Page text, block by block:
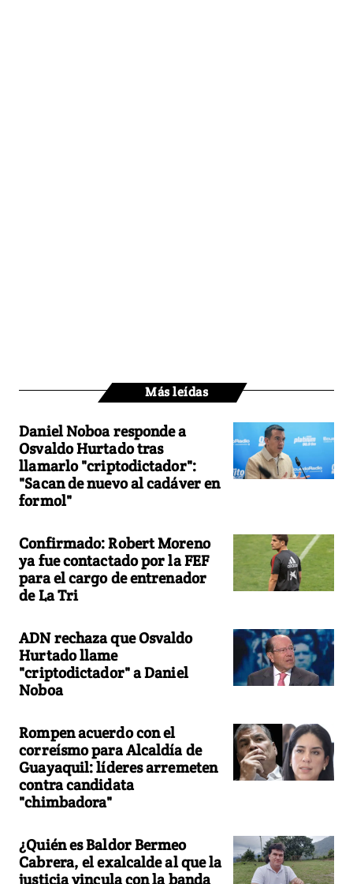
Más leídas
Daniel Noboa responde a
Osvaldo Hurtado tras
llamarlo "criptodictador":
"Sacan de nuevo al cadáver en
formol"
Confirmado: Robert Moreno
ya fue contactado por la FEF
para el cargo de entrenador
de La Tri
ADN rechaza que Osvaldo
Hurtado llame
"criptodictador" a Daniel
Noboa
Rompen acuerdo con el
correísmo para Alcaldía de
Guayaquil: líderes arremeten
contra candidata
"chimbadora"
¿Quién es Baldor Bermeo
Cabrera, el exalcalde al que la
justicia vincula con la banda